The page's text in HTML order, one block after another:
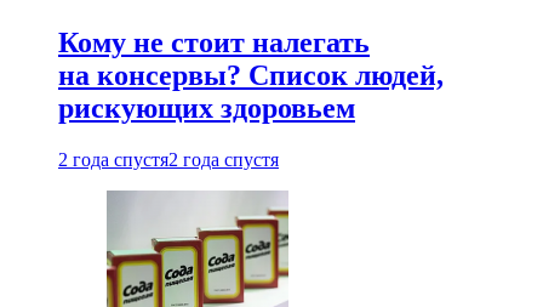
Кому не стоит налегать
на консервы? Список людей,
рискующих здоровьем
2 года спустя2 года спустя